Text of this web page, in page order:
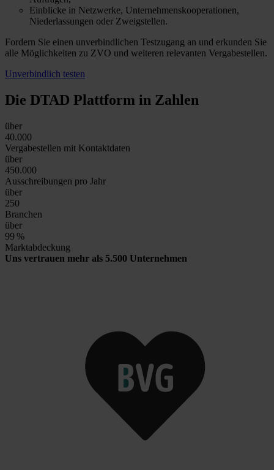
Einblicke in Netzwerke, Unternehmenskooperationen,
Niederlassungen oder Zweigstellen.
Fordern Sie einen unverbindlichen Testzugang an und erkunden Sie
alle Möglichkeiten zu ZVO und weiteren relevanten Vergabestellen.
Unverbindlich testen
Die DTAD Plattform in Zahlen
über
40.000
Vergabestellen mit Kontaktdaten
über
450.000
Ausschreibungen pro Jahr
über
250
Branchen
über
99 %
Marktabdeckung
Uns vertrauen mehr als 5.500 Unternehmen